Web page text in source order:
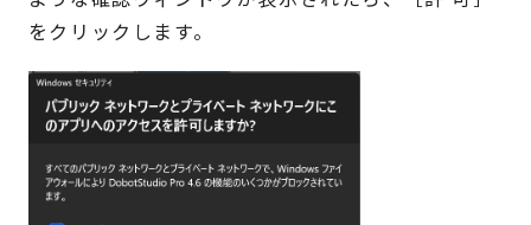
をクリックします。